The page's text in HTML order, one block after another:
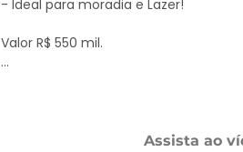
- Ideal para moradia e Lazer!
Valor R$ 550 mil.
Assista ao